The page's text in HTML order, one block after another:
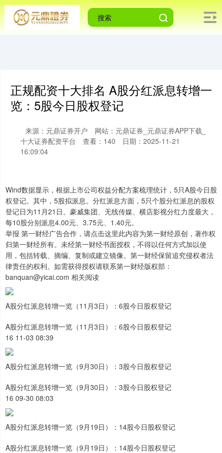
正规配资十大排名 A股分红派息转增一
览：5股今日股权登记
来源：元鼎证券开户
网站：元鼎证券_元鼎证券APP下载_
十大证券配资平台
查看：140
日期：2025-11-21
16:09:04
Wind数据显示，根据上市公司权益分配方案梳理统计，5只A股今日股
权登记。其中，5股拟派息。分红派息方面，5只个股分红派息的股权
登记日为11月21日。豪威集团、无线传媒、横店影视分红力度最大，
每10股分别派息4.00元、3.75元、1.40元。
举报 第一财经广告合作，请点击这里此内容为第一财经原创，著作权
归第一财经所有。未经第一财经书面授权，不得以任何方式加以使
用，包括转载、摘编、复制或建立镜像。第一财经保留追究侵权者法
律责任的权利。如需获得授权请联系第一财经版权部：
banquan@yicai.com 相关阅读
A股分红派息转增一览（11月3日）：6股今日股权登记
A股分红派息转增一览（11月3日）：6股今日股权登记
16 11-03 08:39
A股分红派息转增一览（9月30日）：3股今日股权登记
A股分红派息转增一览（9月30日）：3股今日股权登记
16 09-30 08:03
A股分红派息转增一览（9月19日）：14股今日股权登记
A股分红派息转增一览（9月19日）：14股今日股权登记
上证综指